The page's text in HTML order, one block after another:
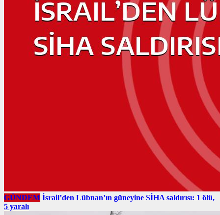
GÜNDEM İsrail’den Lübnan’ın güneyine SİHA saldırısı: 1 ölü,
5 yaralı